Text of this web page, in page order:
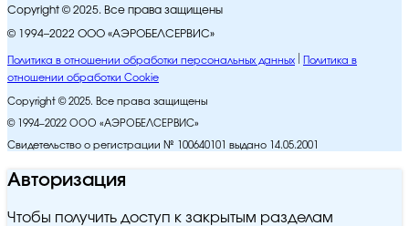
Copyright © 2025. Все права защищены
© 1994–2022 ООО «АЭРОБЕЛСЕРВИС»
Политика в отношении обработки персональных данных
Политика в
отношении обработки Cookie
Copyright © 2025. Все права защищены
© 1994–2022 ООО «АЭРОБЕЛСЕРВИС»
Свидетельство о регистрации № 100640101 выдано 14.05.2001
Авторизация
Чтобы получить доступ к закрытым разделам